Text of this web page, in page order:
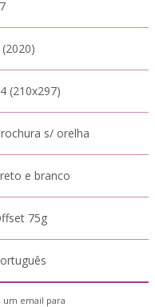
(2020)
(210x297)
s/ orelha
e branco
75g
um email para